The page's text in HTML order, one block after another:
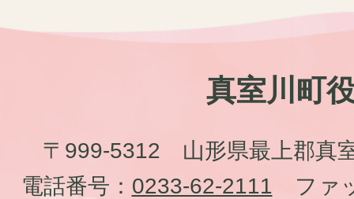
真室川町
〒999-5312 山形県最上郡真
電話番号： 0233-62-2111 ファ